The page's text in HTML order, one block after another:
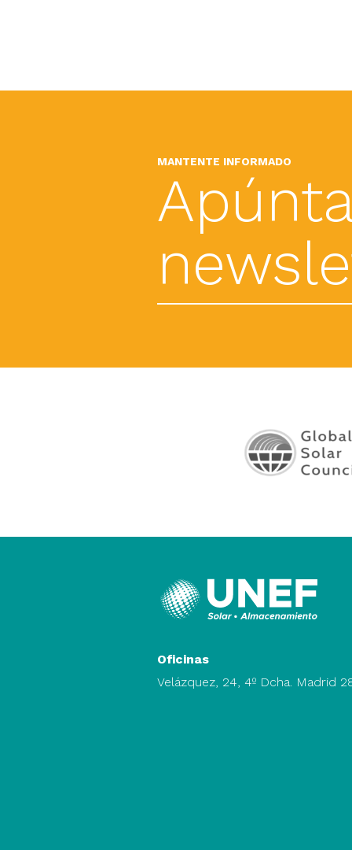
MANTENTE INFORMADO
Oficinas
Velázquez, 24, 4º Dcha. Madrid